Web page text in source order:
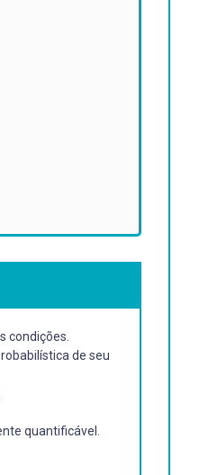
condições.
de seu
quantificável.